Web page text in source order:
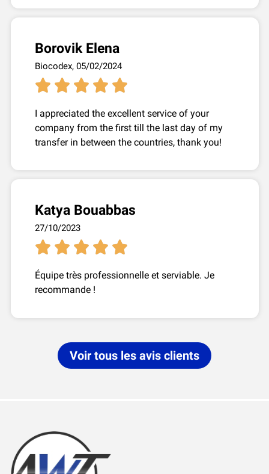
Borovik Elena
Biocodex, 05/02/2024
    
I appreciated the excellent service of your
company from the first till the last day of my
transfer in between the countries, thank you!
Katya Bouabbas
27/10/2023
    
Équipe très professionnelle et serviable. Je
recommande !
Voir tous les avis clients